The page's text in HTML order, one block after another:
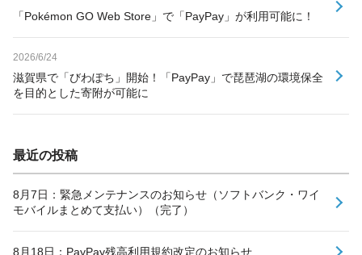
「Pokémon GO Web Store」で「PayPay」が利用可能に！
2026/6/24
滋賀県で「びわぽち」開始！「PayPay」で琵琶湖の環境保全
を目的とした寄附が可能に
最近の投稿
8月7日：緊急メンテナンスのお知らせ（ソフトバンク・ワイ
モバイルまとめて支払い）（完了）
8月18日：PayPay残高利用規約改定のお知らせ